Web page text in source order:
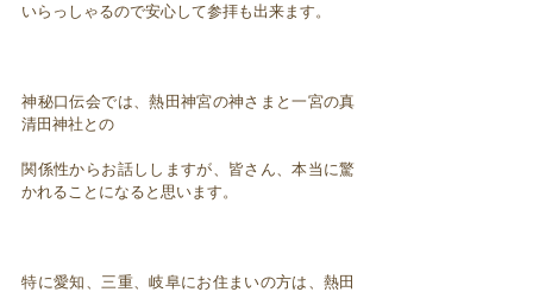
いらっしゃるので安心して参拝も出来ます。
神秘口伝会では、熱田神宮の神さまと一宮の真
清田神社との
関係性からお話ししますが、皆さん、本当に驚
かれることになると思います。
特に愛知、三重、岐阜にお住まいの方は、熱田